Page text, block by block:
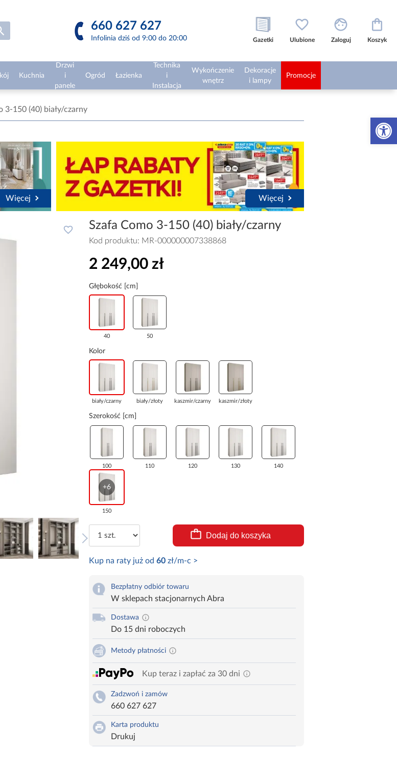
Otwórz
660 627 627
Infolinia dziś od 9:00 do 20:00 Gazetki Ulubione Zaloguj Koszyk
Kuchnia
Drzwi
i
panele
Ogród Łazienka
Technika
i
Instalacja
Wykończenie
wnętrz
Dekoracje
i lampy
Promocje
3-150 (40) biały/czarny
Więcej Więcej
Szafa Como 3-150 (40) biały/czarny
Kod produktu: MR-000000007338868
2 249,00 zł
Głębokość [cm]
40 50
Kolor
biały/czarny biały/złoty kaszmir/czarny kaszmir/złoty
Szerokość [cm]
100 110 120 130 140
+6
150
Dodaj do koszyka
Kup na raty już od 60zł/m-c >
Bezpłatny odbiór towaru
W sklepach stacjonarnych Abra
Dostawa
Do 15 dni roboczych
Metody płatności
Kup teraz i zapłać za 30 dni
Zadzwoń i zamów
660 627 627
Karta produktu
Drukuj